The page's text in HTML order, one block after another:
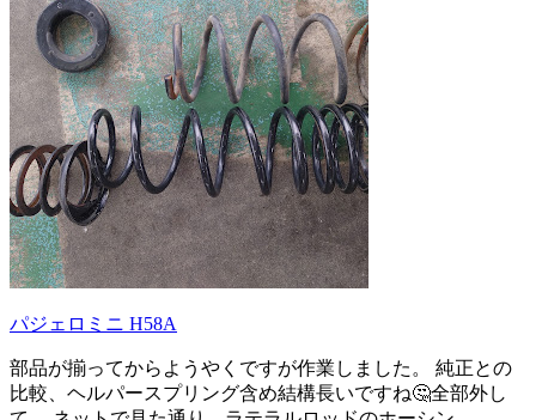
パジェロミニ H58A
部品が揃ってからようやくですが作業しました。 純正との
比較、ヘルパースプリング含め結構長いですね🤔全部外し